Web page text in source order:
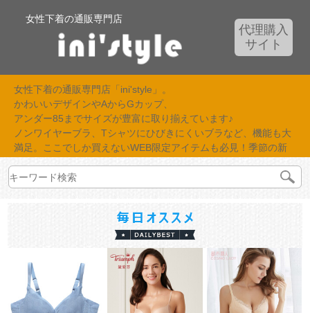
女性下着の通販専門店
代理購入
サイト
女性下着の通販専門店「ini'style」。
かわいいデザインやAからGカップ、
アンダー85までサイズが豊富に取り揃えています♪
ノンワイヤーブラ、Tシャツにひびきにくいブラなど、機能も大
満足。ここでしか買えないWEB限定アイテムも必見！季節の新